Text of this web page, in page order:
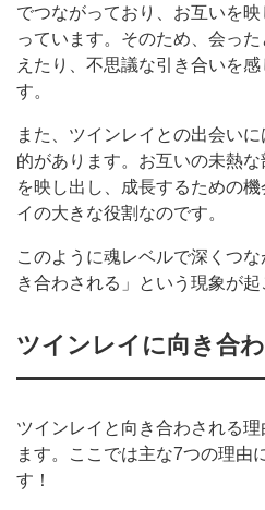
でつながっており、お互いを
っています。そのため、会っ
えたり、不思議な引き合いを
す。
また、ツインレイとの出会い
的があります。お互いの未熱
を映し出し、成長するための
イの大きな役割なのです。
このように魂レベルで深くつ
き合わされる」という現象が起
ツインレイに向き合
ツインレイと向き合わされる
ます。ここでは主な7つの理由
す！